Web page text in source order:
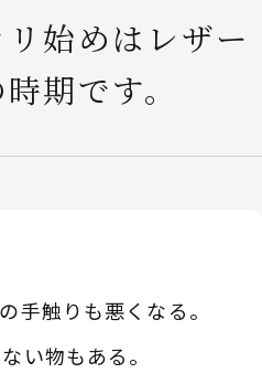
始めはレザー
期です。
手触りも悪くなる。
い物もある。